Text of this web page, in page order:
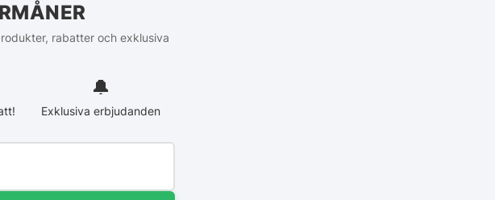
rabatter och exklusiva
🔔
Exklusiva erbjudanden